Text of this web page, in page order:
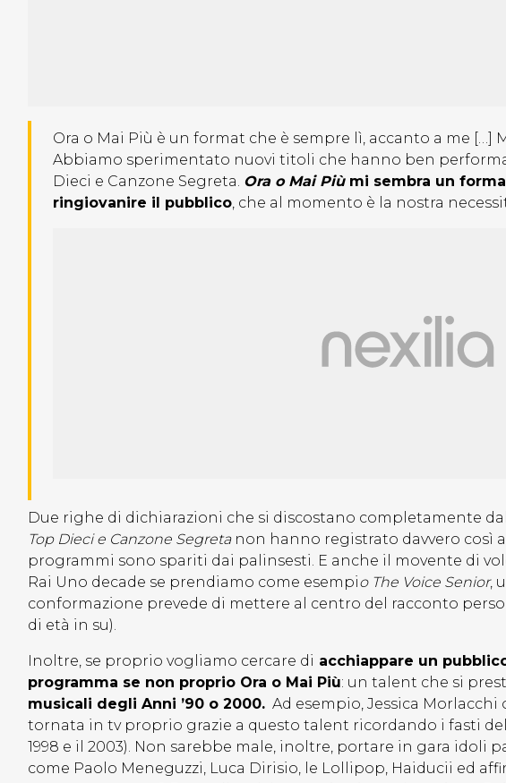
Ora o Mai Più è un format che è sempre lì, accanto a me
Abbiamo sperimentato nuovi titoli che hanno ben
Dieci e Canzone Segreta. Ora o Mai Più mi sembra un
ringiovanire il pubblico, che al momento è la nostra
Due righe di dichiarazioni che si discostano completamente
Top Dieci e Canzone Segretanon hanno registrato davvero così
programmi sono spariti dai palinsesti. E anche il movente di
Rai Uno decade se prendiamo come esempio The Voice Senior,
conformazione prevede di mettere al centro del racconto
di età in su).
Inoltre, se proprio vogliamo cercare di acchiappare un
programma se non proprio Ora o Mai Più: un talent che si
musicali degli Anni ’90 o 2000. Ad esempio, Jessica Morlacchi
tornata in tv proprio grazie a questo talent ricordando i fasti
1998 e il 2003). Non sarebbe male, inoltre, portare in gara idoli
come Paolo Meneguzzi, Luca Dirisio, le Lollipop, Haiducii ed